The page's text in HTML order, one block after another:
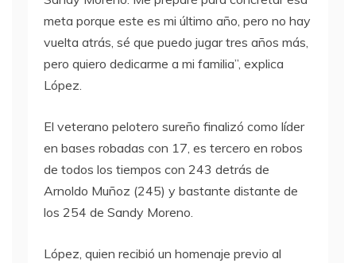
meta porque este es mi último año, pero no hay
vuelta atrás, sé que puedo jugar tres años más,
pero quiero dedicarme a mi familia”, explica
López.
El veterano pelotero sureño finalizó como líder
en bases robadas con 17, es tercero en robos
de todos los tiempos con 243 detrás de
Arnoldo Muñoz (245) y bastante distante de
los 254 de Sandy Moreno.
López, quien recibió un homenaje previo al